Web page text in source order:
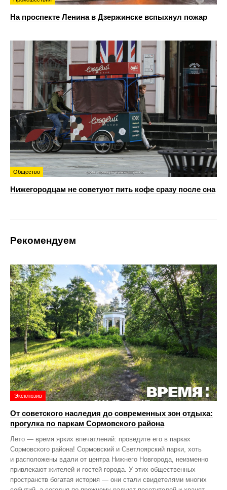
На проспекте Ленина в Дзержинске вспыхнул пожар
Общество
Нижегородцам не советуют пить кофе сразу после сна
Рекомендуем
Эксклюзив
От советского наследия до современных зон отдыха:
прогулка по паркам Сормовского района
Лето — время ярких впечатлений: проведите его в парках
Сормовского района! Сормовский и Светлоярский парки, хоть
и расположены вдали от центра Нижнего Новгорода, неизменно
привлекают жителей и гостей города. У этих общественных
пространств богатая история — они стали свидетелями многих